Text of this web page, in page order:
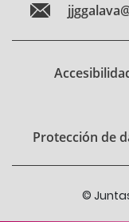
Protección de
©